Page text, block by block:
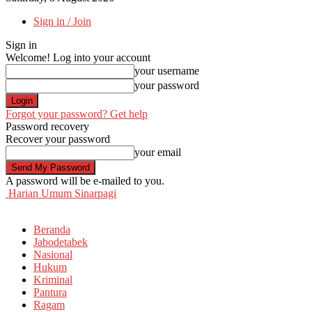
Sign in / Join
Sign in
Welcome! Log into your account
your username
your password
Forgot your password? Get help
Password recovery
Recover your password
your email
A password will be e-mailed to you.
Harian Umum Sinarpagi
Beranda
Jabodetabek
Nasional
Hukum
Kriminal
Pantura
Ragam